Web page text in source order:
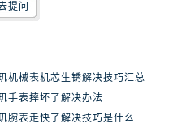
北京市东城区东长安街1号王府井东方广场W3座6层602室宝玑售后服务中心（需提前预约）
提问
机械表机芯生锈解决技巧汇总
手表摔坏了解决办法
腕表走快了解决技巧是什么